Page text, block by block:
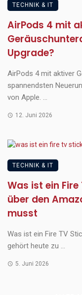
TECHNIK & IT
AirPods 4 mit
Upgrade?
AirPods 4 mit aktiver
spannendsten
von Apple. ...
12. Juni 2026
TECHNIK & IT
Was ist ein
über den
musst
Was ist ein Fire TV
gehört heute zu ...
5. Juni 2026